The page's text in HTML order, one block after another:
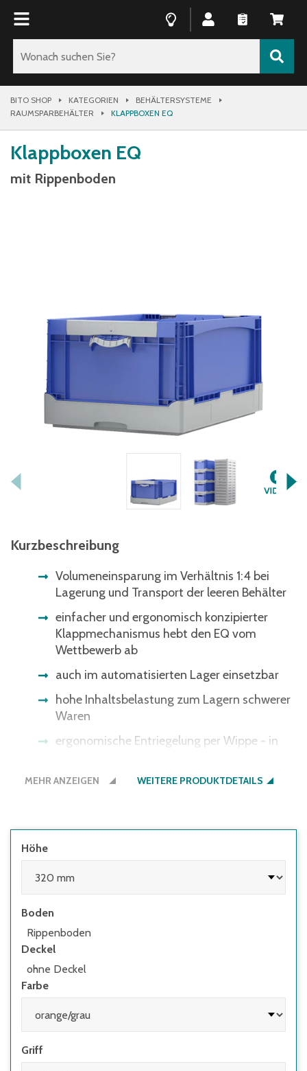
BITO SHOP KATEGORIEN
BEHÄLTERSYSTEME
RAUMSPARBEHÄLTER
KLAPPBOXEN EQ
Klappboxen EQ
mit Rippenboden
Kurzbeschreibung
Volumeneinsparung im Verhältnis 1:4 bei
Lagerung und Transport der leeren Behälter
einfacher und ergonomisch konzipierter
Klappmechanismus hebt den EQ vom
Wettbewerb ab
auch im automatisierten Lager einsetzbar
hohe Inhaltsbelastung zum Lagern schwerer
Waren
ergonomische Entriegelung per Wippe - in
Arbeitswissenschaftlern entwickelt
MEHR ANZEIGEN WEITERE PRODUKTDETAILS
Höhe
Boden
Rippenboden
Deckel
ohne Deckel
Farbe
Griff